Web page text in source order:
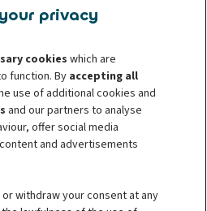
Politika kolačića
o privatnosti
žalbu
Uzbunjivanje
privacy
cookies which are
function. By accepting all
use of additional cookies and
and our partners to analyse
offer social media
and advertisements
or withdraw your consent at any